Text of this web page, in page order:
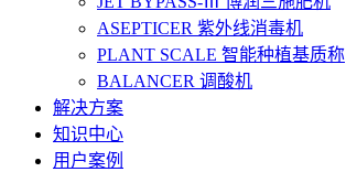
ASEPTICER 紫外线消毒机
PLANT SCALE 智能种植基质称
BALANCER 调酸机
解决⽅案
知识中心
用户案例